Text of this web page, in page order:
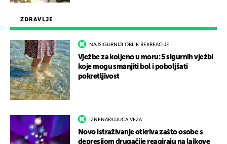
ZDRAVLJE
NAJSIGURNIJI OBLIK REKREACIJE
Vježbe za koljeno u moru: 5 sigurnih vježbi
koje mogu smanjiti bol i poboljšati
pokretljivost
IZNENAĐUJUĆA VEZA
Novo istraživanje otkriva zašto osobe s
depresijom drugačije reagiraju na lajkove